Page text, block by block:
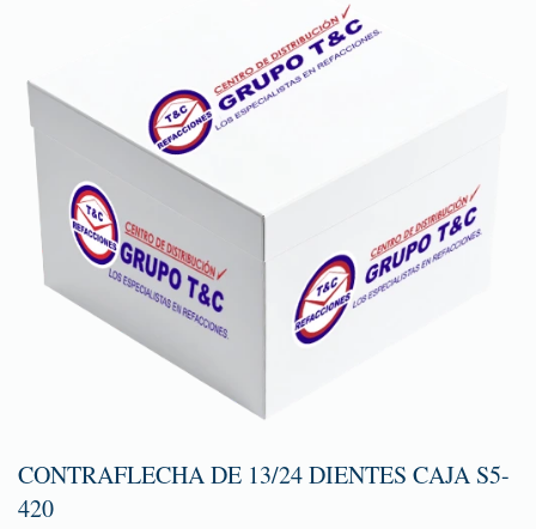
CONTRAFLECHA DE 13/24 DIENTES CAJA S5-
420